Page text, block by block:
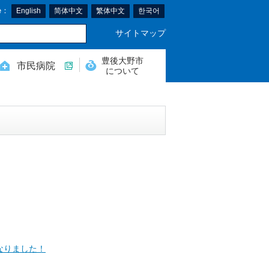
English 简体中文 繁体中文 한국어
サイトマップ
市民病院
豊後大野市
について
ました！